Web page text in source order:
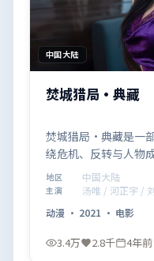
中国大陆
焚城猎局·典藏
焚城猎局·典藏是一
绕危机、反转与人物
推荐观看。
地区 中国大陆
主演
汤唯 / 河正宇 /
动漫 · 2021 · 电影
3.4万 2.8千 4年前